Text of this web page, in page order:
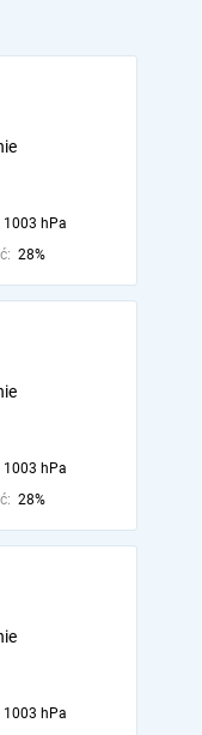
1003 hPa
28%
1003 hPa
28%
1003 hPa